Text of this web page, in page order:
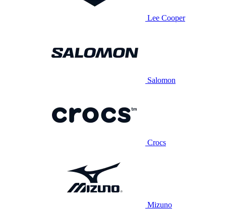
Lee Cooper
Salomon
Crocs
Mizuno